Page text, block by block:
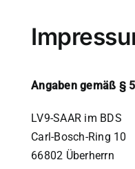
Angaben gemäß § 5
LV9-SAAR im BDS
Carl-Bosch-Ring 10
66802 Überherrn